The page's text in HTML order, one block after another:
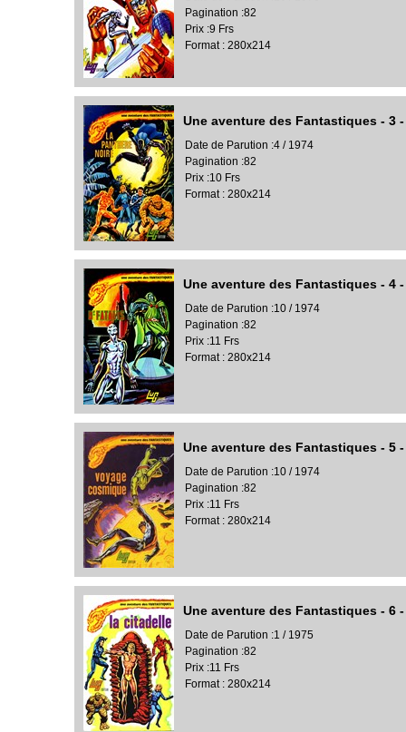
Pagination :82
Prix :9 Frs
Format : 280x214
Une aventure des Fantastiques - 3
Date de Parution :4 / 1974
Pagination :82
Prix :10 Frs
Format : 280x214
Une aventure des Fantastiques - 4
Date de Parution :10 / 1974
Pagination :82
Prix :11 Frs
Format : 280x214
Une aventure des Fantastiques - 5
Date de Parution :10 / 1974
Pagination :82
Prix :11 Frs
Format : 280x214
Une aventure des Fantastiques - 6
Date de Parution :1 / 1975
Pagination :82
Prix :11 Frs
Format : 280x214